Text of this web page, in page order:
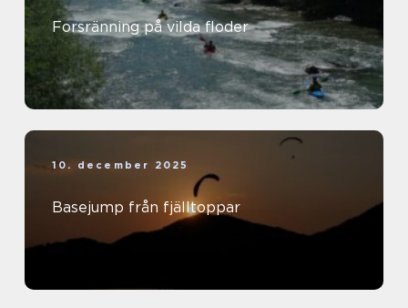
Forsränning på vilda floder
10. december 2025
Basejump från fjälltoppar